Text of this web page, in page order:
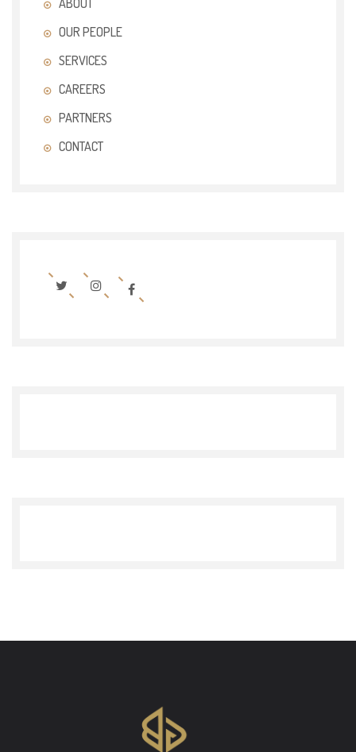
ABOUT
OUR PEOPLE
SERVICES
CAREERS
PARTNERS
CONTACT